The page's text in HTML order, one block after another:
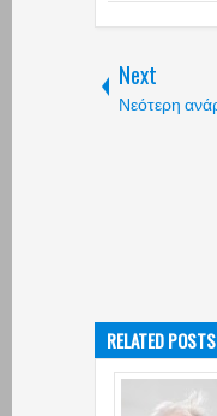
Next
Νεότερη
RELATED POSTS